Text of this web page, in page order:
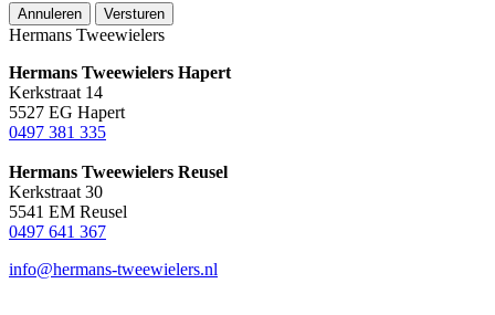
Annuleren Versturen
Hermans Tweewielers
Hermans Tweewielers Hapert
Kerkstraat 14
5527 EG Hapert
0497 381 335
Hermans Tweewielers Reusel
Kerkstraat 30
5541 EM Reusel
0497 641 367
info@hermans-tweewielers.nl